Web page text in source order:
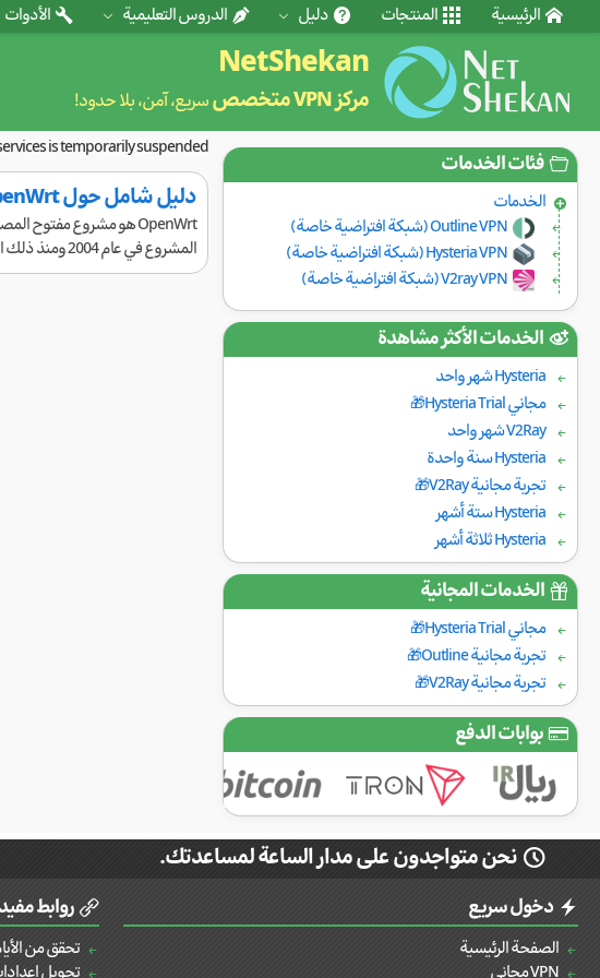
الرئيسية المنتجات دليل الدروس التعليمية الأدوات
NetShekan
مركز VPN متخصص سريع، آمن، بلا حدود!
is temporarily suspended.
دليل شامل حول OpenWrt: التاريخ، المكونات، المميزات، والتطبيقات
المشروع في عام 2004 ومنذ ذلك الحين تطور ليعمل على مجموعة واسعة من ...
فئات الخدمات
الخدمات
Outline VPN (شبكة افتراضية خاصة)
Hysteria VPN (شبكة افتراضية خاصة)
V2ray VPN (شبكة افتراضية خاصة)
الخدمات الأكثر مشاهدة
Hysteria شهر واحد
مجاني Hysteria Trial🎁
V2Ray شهر واحد
Hysteria سنة واحدة
تجربة مجانية V2Ray🎁
Hysteria ستة أشهر
Hysteria ثلاثة أشهر
الخدمات المجانية
مجاني Hysteria Trial🎁
تجربة مجانية Outline🎁
تجربة مجانية V2Ray🎁
بوابات الدفع
نحن متواجدون على مدار الساعة لمساعدتك.
دخول سريع
الصفحة الرئيسية
روابط
تحقق من